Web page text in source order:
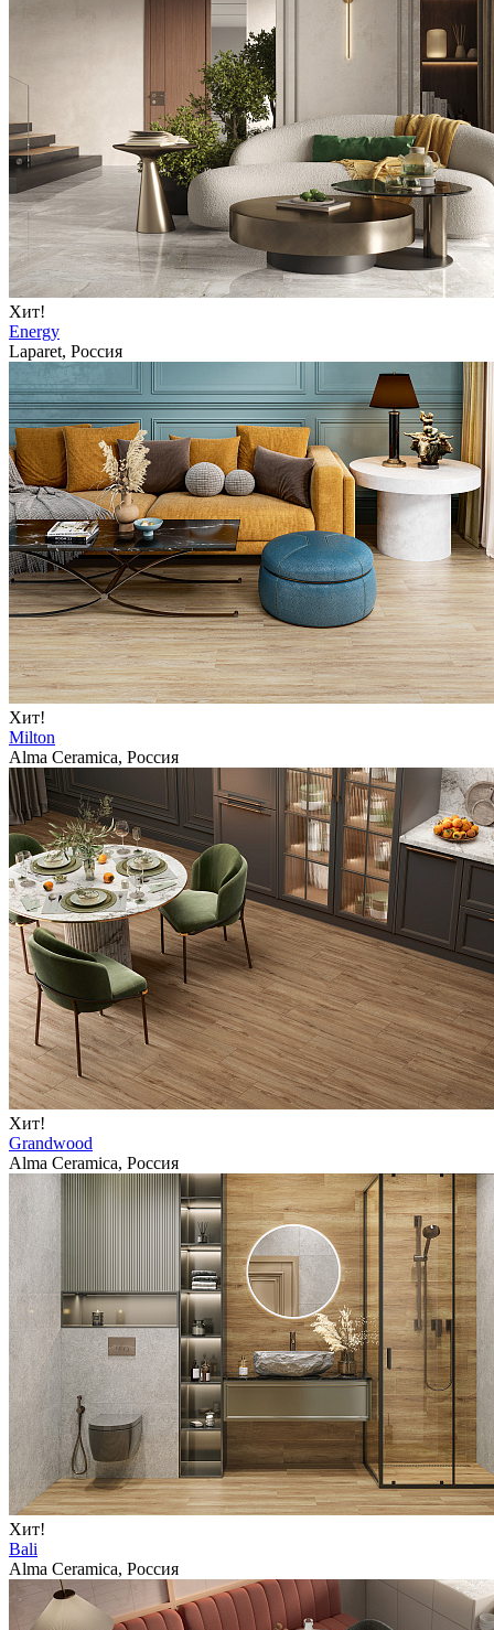
Хит!
Energy
Laparet, Россия
Хит!
Milton
Alma Ceramica, Россия
Хит!
Grandwood
Alma Ceramica, Россия
Хит!
Bali
Alma Ceramica, Россия